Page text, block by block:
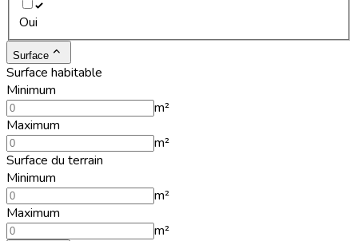
Oui
Surface
Surface habitable
Minimum
m²
Maximum
m²
Surface du terrain
Minimum
m²
Maximum
m²